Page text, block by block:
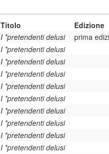
Titolo
Edizione
I *pretendenti delusi
prima
I *pretendenti delusi
I *pretendenti delusi
I *pretendenti delusi
I *pretendenti delusi
I *pretendenti delusi
I *pretendenti delusi
I *pretendenti delusi
I *pretendenti delusi
I *pretendenti delusi